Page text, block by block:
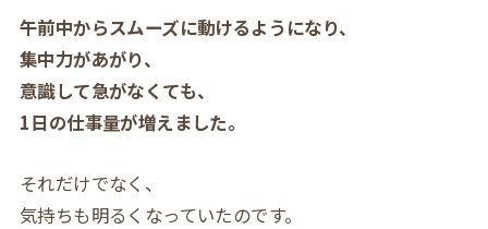
午前中からスムーズに動けるようになり、
集中力があがり、
意識して急がなくても、
1日の仕事量が増えました。
それだけでなく、
気持ちも明るくなっていたのです。